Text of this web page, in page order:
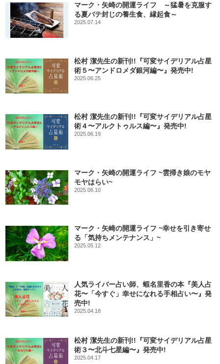
マーク・矢崎の開運ライフ ～猛暑を克服す
る夏バテ封じの養生食、縁起食～
2025.07.14
松村 潔先生の新刊!!『可変サイデリアル占星
術５〜アンドロメダ銀河編〜』発売中!
2025.06.25
松村 潔先生の新刊!!『可変サイデリアル占星
術４〜アルクトゥルス編〜』発売中!
2025.06.19
マーク・矢崎の開運ライフ ~雲掃き娘のモヤ
モヤはらい~
2025.06.10
マーク・矢崎の開運ライフ ~幸せを引き寄せ
る「気持ちメンテナンス」~
2025.05.12
人気ライバー占い師、蝦名里香の本『美人占
花〜「今すぐ」幸せになれる手相占い〜』発
売中!
2025.04.18
松村 潔先生の新刊!!『可変サイデリアル占星
術３〜北斗七星編〜』発売中!
2025.04.17